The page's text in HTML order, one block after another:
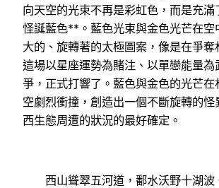
向天空的光束不再是彩虹色，而是充
怪誕藍色**。藍色光束與金色光芒在空
大的、旋轉著的太極圖案，像是在爭奪
這場以星座運勢為賭注、以單戀能量為
爭，正式打響了。藍色與金色的光芒在
空劇烈衝撞，創造出一個不斷旋轉的
西生態周遭的狀況的最好確定。
西山聳翠五河道，鄱水沃野十湖波